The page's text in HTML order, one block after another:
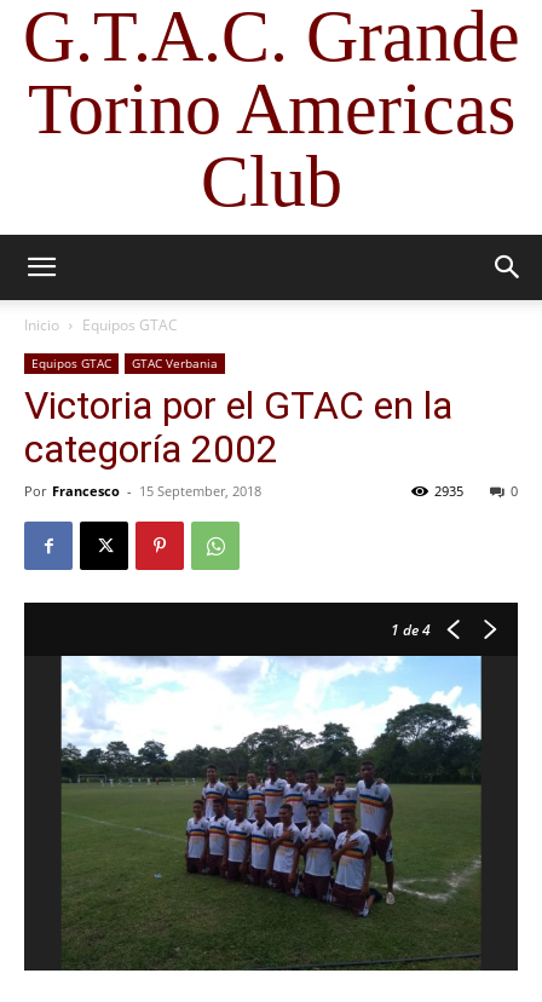
G.T.A.C. Grande
Torino Americas
Club
Inicio Equipos GTAC
Equipos GTAC GTAC Verbania
Victoria por el GTAC en la
categoría 2002
Por Francesco - 15 September, 2018 0
2935
1 de 4